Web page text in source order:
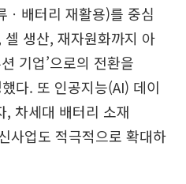
ㆍ배터리 재활용)를 중심
생산, 재자원화까지 아
기업’으로의 전환을
다. 또 인공지능(AI) 데이
, 차세대 배터리 소재
사업도 적극적으로 확대하